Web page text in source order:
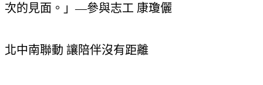
次的見面。」—參與志工 康瓊儷
北中南聯動 讓陪伴沒有距離